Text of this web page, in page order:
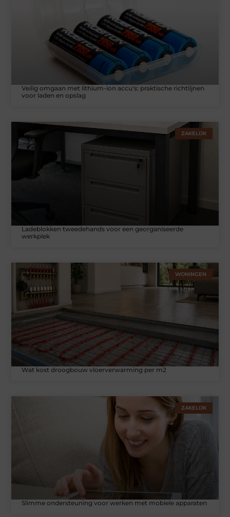
Veilig omgaan met lithium-ion accu's: praktische richtlijnen
voor laden en opslag
ZAKELIJK
Ladeblokken tweedehands voor een georganiseerde
werkplek
WONINGEN
Wat kost droogbouw vloerverwarming per m2
ZAKELIJK
Slimme ondersteuning voor werken met mobiele apparaten